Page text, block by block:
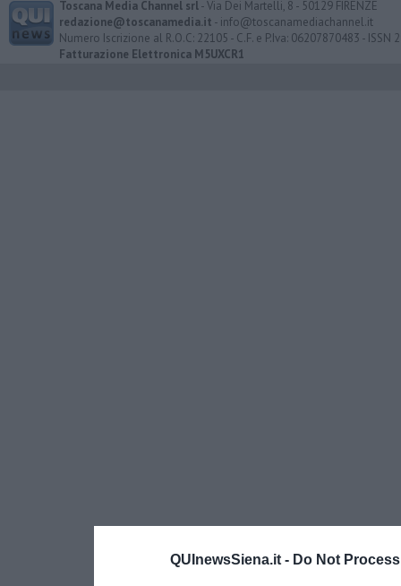
QUInewsSiena.it - Do Not
Toscana Media Channel srl- Via Dei Martelli, 8 - 50129 FIRENZE
redazione@toscanamedia.it - info@toscanamediachannel.it
Numero Iscrizione al R.O.C: 22105 - C.F. e P.Iva: 06207870483 - ISSN
Fatturazione Elettronica M5UXCR1